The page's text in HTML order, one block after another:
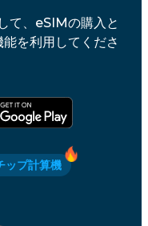
て、eSIMの購入と
を利用してくださ
ップ計算機